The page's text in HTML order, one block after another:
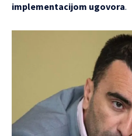
implementacijom ugovora.